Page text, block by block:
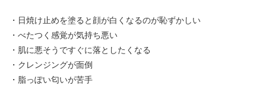
・日焼け止めを塗ると顔が白くなるのが恥ずかしい
・べたつく感覚が気持ち悪い
・肌に悪そうですぐに落としたくなる
・クレンジングが面倒
・脂っぽい匂いが苦手